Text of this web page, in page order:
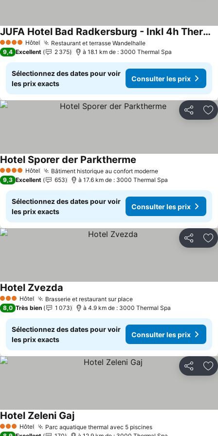
4 Étoiles Hôtel Restaurant et terrasse WandelhalleConsulter les prix
JUFA Hotel Bad Radkersburg - Inkl 4h Thermeneintritt
Consulter les prix
9,4 Excellent 2 375 à 18.1 km de : 3000 Thermal Spa
Sélectionnez des dates pour voir
les prix exacts
Consulter les prix
Partager
4 Étoiles Hôtel Bâtiment historique au confort moderneConsulter les
Hotel Sporer der Parktherme
9,3 Excellent 653 à 17.6 km de : 3000 Thermal Spa
Sélectionnez des dates pour voir
les prix exacts
Consulter les prix
Partager
3 ÉtoilesHôtel Brasserie et restaurant sur placeConsulter les prix
Hotel Zvezda
8,0 Très bien 1 073 à 4.9 km de : 3000 Thermal Spa
Sélectionnez des dates pour voir
les prix exacts
Consulter les prix
Partager
3 ÉtoilesHôtel Parc aquatique thermal avec 5 piscinesConsulter les prix
Hotel Zeleni GajConsulter les prix